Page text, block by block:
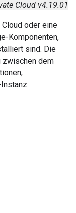
Cloud v4.19.01
oder eine
Komponenten,
sind. Die
zwischen dem